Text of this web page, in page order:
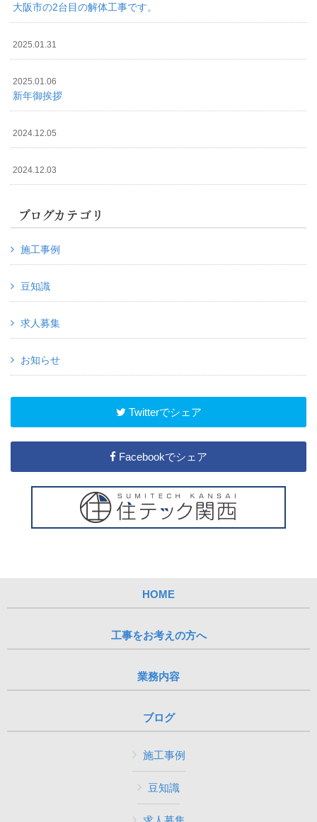
大阪市の2台目の解体工事です。
2025.01.31
2025.01.06
新年御挨拶
2024.12.05
2024.12.03
ブログカテゴリ
施工事例
豆知識
求人募集
お知らせ
Twitterでシェア
Facebookでシェア
HOME
工事をお考えの方へ
業務内容
ブログ
施工事例
豆知識